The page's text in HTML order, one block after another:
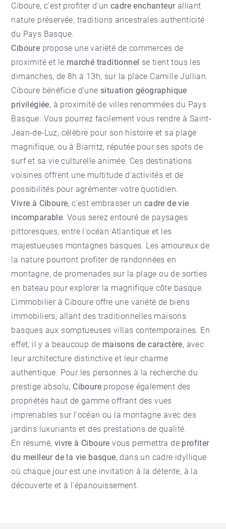
Ciboure, c'est profiter d'uncadre enchanteuralliant
nature préservée, traditions ancestrales authenticité
du Pays Basque.
Ciboure propose une variété de commerces de
proximité et le marché traditionnel se tient tous les
dimanches, de 8h à 13h, sur la place Camille Jullian.
Ciboure bénéficie d'unesituation géographique
privilégiée, à proximité de villes renommées du Pays
Basque. Vous pourrez facilement vous rendre à Saint-
Jean-de-Luz, célèbre pour son histoire et sa plage
magnifique, ou à Biarritz, réputée pour ses spots de
surf et sa vie culturelle animée. Ces destinations
voisines offrent une multitude d'activités et de
possibilités pour agrémenter votre quotidien.
Vivre à Ciboure, c'est embrasser un cadre de vie
incomparable. Vous serez entouré de paysages
pittoresques, entre l'océan Atlantique et les
majestueuses montagnes basques. Les amoureux de
la nature pourront profiter de randonnées en
montagne, de promenades sur la plage ou de sorties
en bateau pour explorer la magnifique côte basque.
L'immobilier à Ciboure offre une variété de biens
immobiliers, allant des traditionnelles maisons
basques aux somptueusesvillas contemporaines. En
effet, il y a beaucoup de maisons de caractère, avec
leur architecture distinctive et leur charme
authentique. Pour les personnes à la recherche du
prestige absolu, Ciboure propose également des
propriétés haut de gamme offrant des vues
imprenables sur l'océan ou la montagne avec des
jardins luxuriants et des prestations de qualité.
En résumé, vivre à Ciboure vous permettra de profiter
du meilleur de la vie basque, dans un cadre idyllique
où chaque jour est une invitation à la détente, à la
découverte et à l'épanouissement.